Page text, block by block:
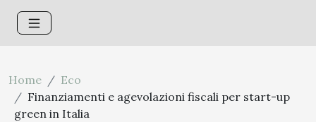
Home
Eco
Finanziamenti e agevolazioni fiscali per start-up
green in Italia